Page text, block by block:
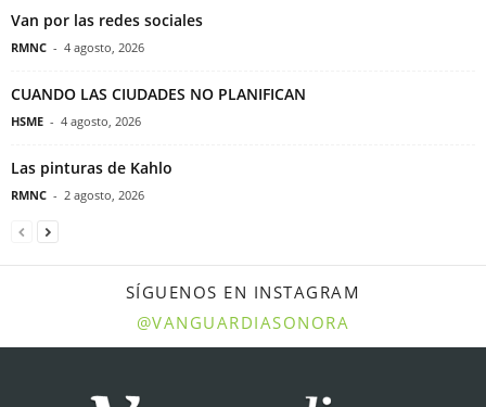
Van por las redes sociales
RMNC - 4 agosto, 2026
CUANDO LAS CIUDADES NO PLANIFICAN
HSME - 4 agosto, 2026
Las pinturas de Kahlo
RMNC - 2 agosto, 2026
SÍGUENOS EN INSTAGRAM
@VANGUARDIASONORA